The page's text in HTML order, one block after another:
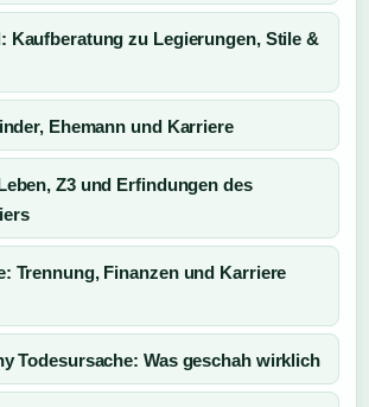
Kaufberatung zu Legierungen, Stile &
Ehemann und Karriere
Z3 und Erfindungen des
Trennung, Finanzen und Karriere
Todesursache: Was geschah wirklich